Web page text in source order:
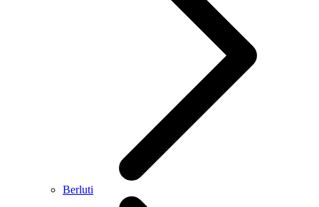
Berluti